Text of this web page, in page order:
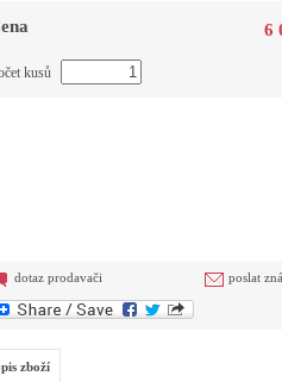
6
kusů
dotaz prodavači poslat
zboží